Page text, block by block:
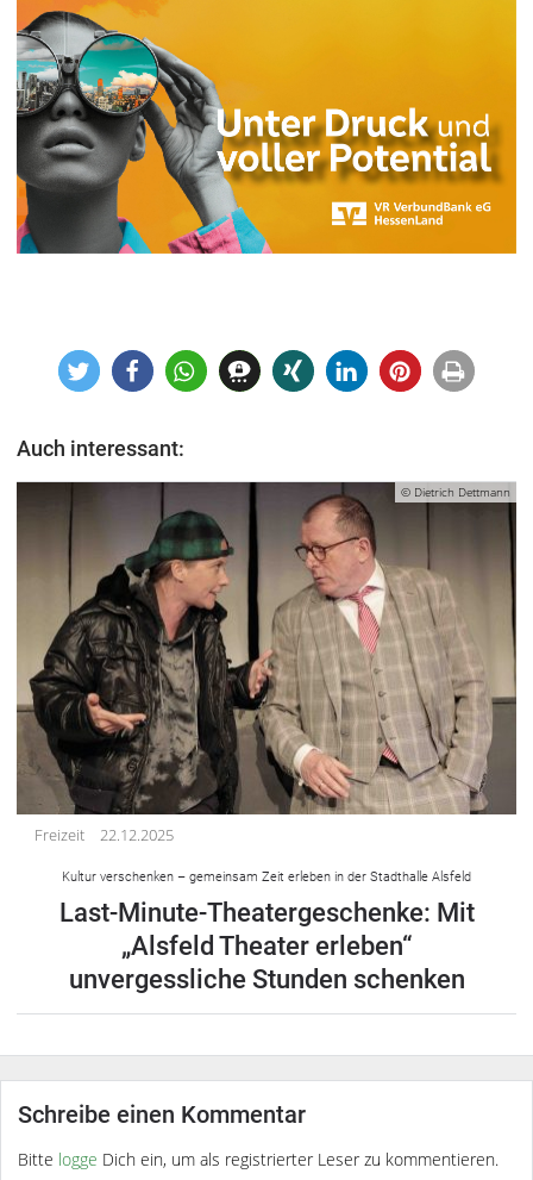
Auch interessant:
© Dietrich Dettmann
Freizeit 22.12.2025
Kultur verschenken – gemeinsam Zeit erleben in der Stadthalle Alsfeld
Last-Minute-Theatergeschenke: Mit
„Alsfeld Theater erleben“
unvergessliche Stunden schenken
Schreibe einen Kommentar
Bitte logge Dich ein, um als registrierter Leser zu kommentieren.